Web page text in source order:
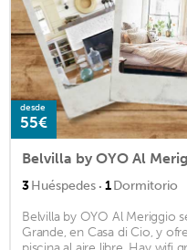
desde
55€
Belvilla by OYO Al
3Huéspedes · 1Dormitorio
Belvilla by OYO Al Meriggio
Grande, en Casa di Cio, y